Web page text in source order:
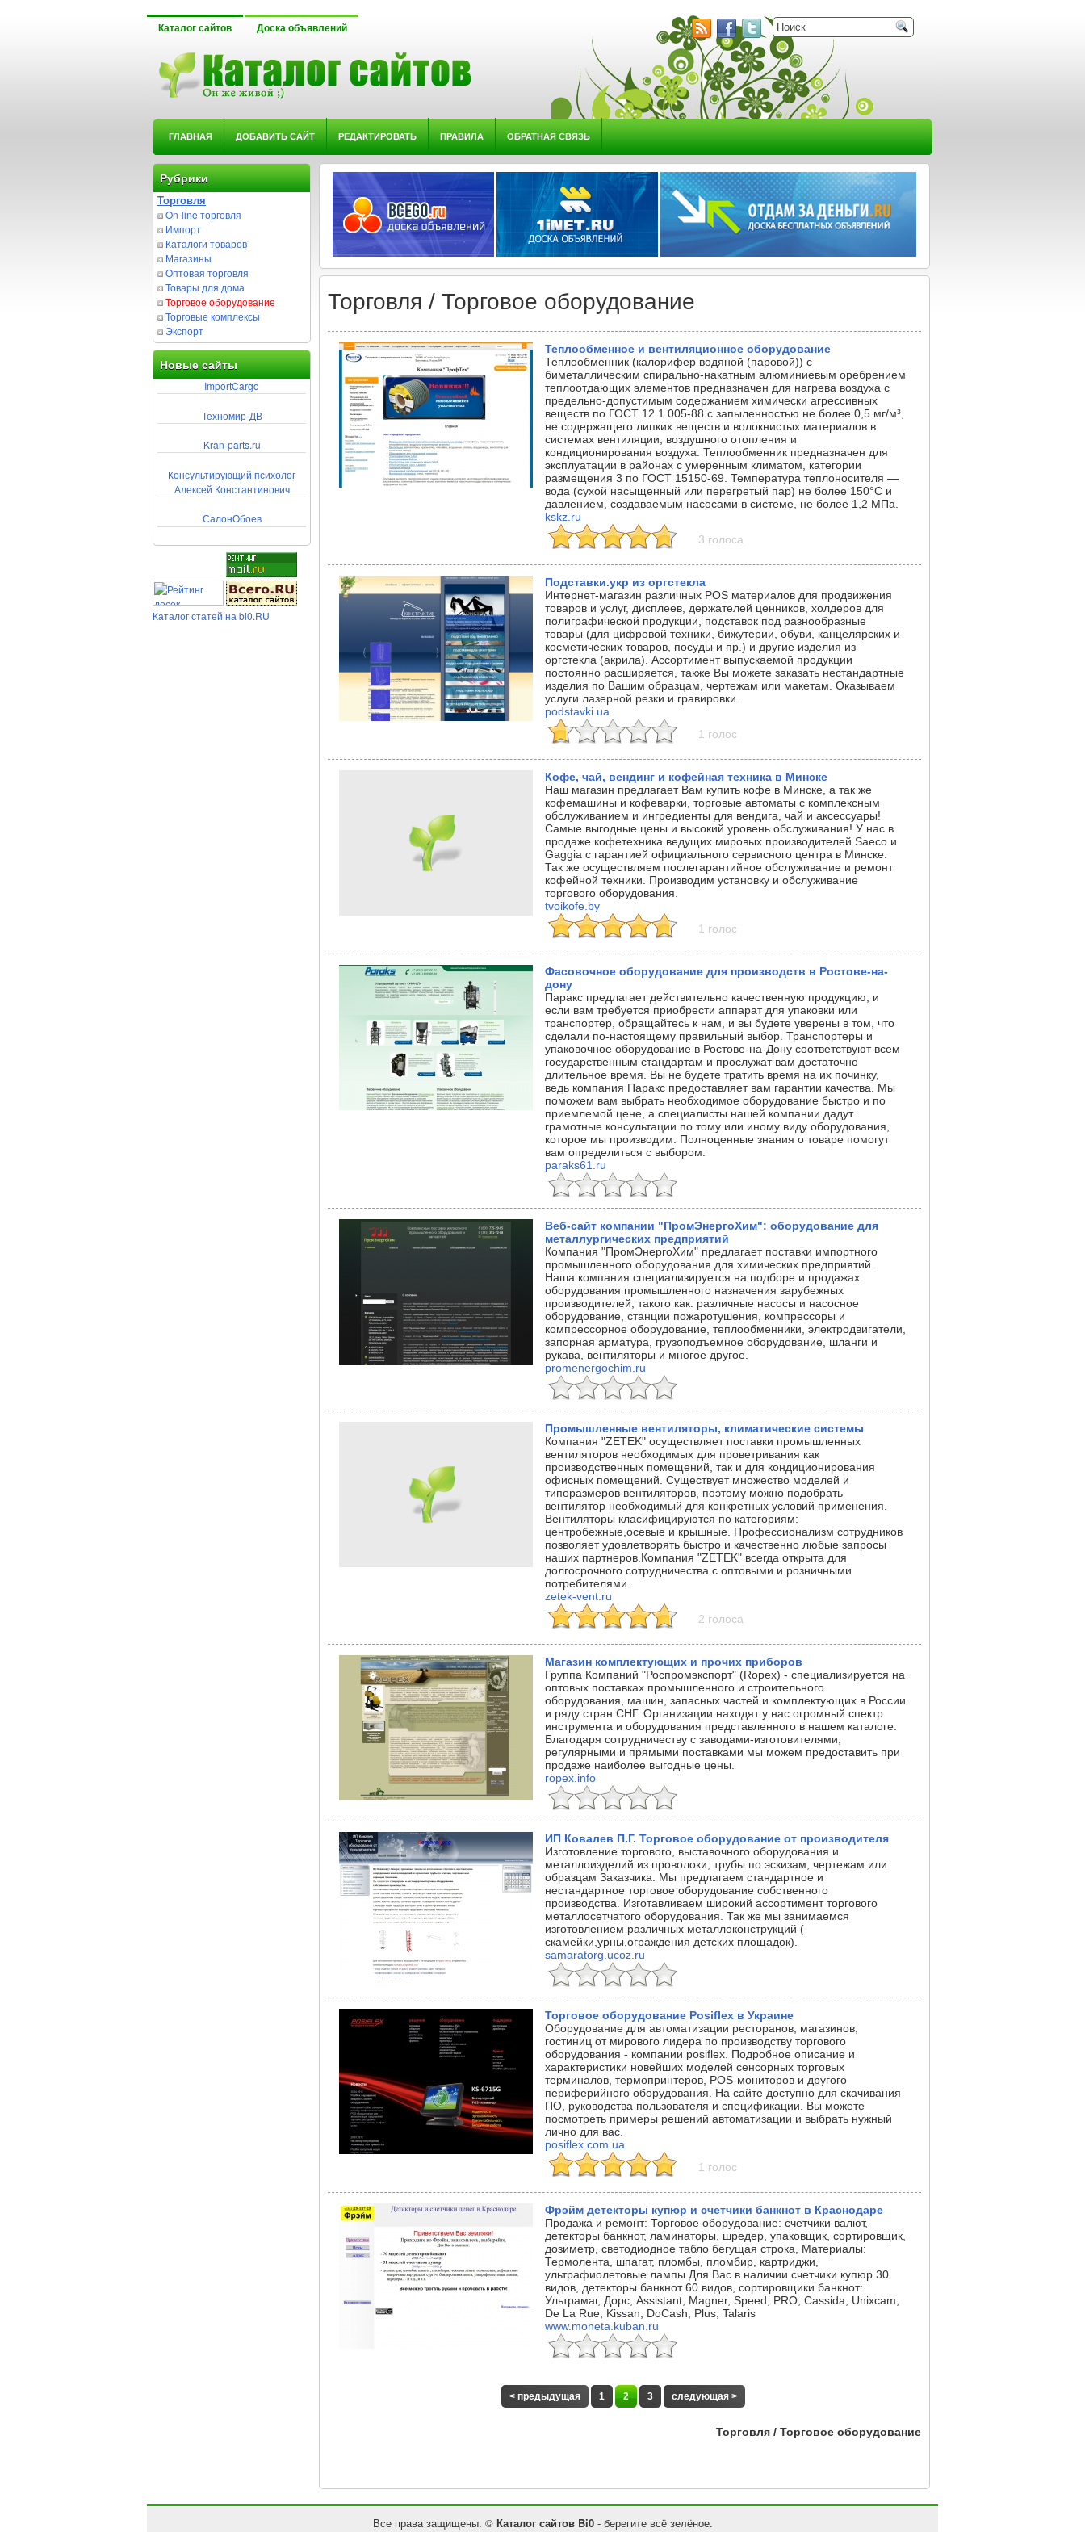
Каталог сайтов Доска объявлений
ГЛАВНАЯ ДОБАВИТЬ САЙТ РЕДАКТИРОВАТЬ ПРАВИЛА ОБРАТНАЯ СВЯЗЬ
Рубрики
Торговля
On-line торговля
Импорт
Каталоги товаров
Магазины
Оптовая торговля
Товары для дома
Торговое оборудование
Торговые комплексы
Экспорт
Новые сайты
ImportCargo
Техномир-ДВ
Kran-parts.ru
Консультирующий психолог
Алексей Константинович
СалонОбоев
Каталог статей на bi0.RU
Торговля / Торговое оборудование
Теплообменное и вентиляционное оборудование
Теплообменник (калорифер водяной (паровой)) с
биметаллическим спирально-накатным алюминиевым оребрением
теплоотдающих элементов предназначен для нагрева воздуха с
предельно-допустимым содержанием химически агрессивных
веществ по ГОСТ 12.1.005-88 с запыленностью не более 0,5 мг/м³,
не содержащего липких веществ и волокнистых материалов в
системах вентиляции, воздушного отопления и
кондиционирования воздуха. Теплообменник предназначен для
эксплуатации в районах с умеренным климатом, категории
размещения 3 по ГОСТ 15150-69. Температура теплоносителя —
вода (сухой насыщенный или перегретый пар) не более 150°С и
давлением, создаваемым насосами в системе, не более 1,2 МПа.
kskz.ru
3 голоса
Подставки.укр из оргстекла
Интернет-магазин различных POS материалов для продвижения
товаров и услуг, дисплеев, держателей ценников, холдеров для
полиграфической продукции, подставок под разнообразные
товары (для цифровой техники, бижутерии, обуви, канцелярских и
косметических товаров, посуды и пр.) и другие изделия из
оргстекла (акрила). Ассортимент выпускаемой продукции
постоянно расширяется, также Вы можете заказать нестандартные
изделия по Вашим образцам, чертежам или макетам. Оказываем
услуги лазерной резки и гравировки.
podstavki.ua
1 голос
Кофе, чай, вендинг и кофейная техника в Минске
Наш магазин предлагает Вам купить кофе в Минске, а так же
кофемашины и кофеварки, торговые автоматы с комплексным
обслуживанием и ингредиенты для вендига, чай и аксессуары!
Самые выгодные цены и высокий уровень обслуживания! У нас в
продаже кофетехника ведущих мировых производителей Saeco и
Gaggia с гарантией официального сервисного центра в Минске.
Так же осуществляем послегарантийное обслуживание и ремонт
кофейной техники. Производим установку и обслуживание
торгового оборудования.
tvoikofe.by
1 голос
Фасовочное оборудование для производств в Ростове-на-
дону
Паракс предлагает действительно качественную продукцию, и
если вам требуется приобрести аппарат для упаковки или
транспортер, обращайтесь к нам, и вы будете уверены в том, что
сделали по-настоящему правильный выбор. Транспортеры и
упаковочное оборудование в Ростове-на-Дону соответствуют всем
государственным стандартам и прослужат вам достаточно
длительное время. Вы не будете тратить время на их починку,
ведь компания Паракс предоставляет вам гарантии качества. Мы
поможем вам выбрать необходимое оборудование быстро и по
приемлемой цене, а специалисты нашей компании дадут
грамотные консультации по тому или иному виду оборудования,
которое мы производим. Полноценные знания о товаре помогут
вам определиться с выбором.
paraks61.ru
Веб-сайт компании "ПромЭнергоХим": оборудование для
металлургических предприятий
Компания "ПромЭнергоХим" предлагает поставки импортного
промышленного оборудования для химических предприятий.
Наша компания специализируется на подборе и продажах
оборудования промышленного назначения зарубежных
производителей, такого как: различные насосы и насосное
оборудование, станции пожаротушения, компрессоры и
компрессорное оборудование, теплообменники, электродвигатели,
запорная арматура, грузоподъемное оборудование, шланги и
рукава, вентиляторы и многое другое.
promenergochim.ru
Промышленные вентиляторы, климатические системы
Компания "ZETEK" осуществляет поставки промышленных
вентиляторов необходимых для проветривания как
производственных помещений, так и для кондиционирования
офисных помещений. Существует множество моделей и
типоразмеров вентиляторов, поэтому можно подобрать
вентилятор необходимый для конкретных условий применения.
Вентиляторы класифицируются по категориям:
центробежные,осевые и крышные. Профессионализм сотрудников
позволяет удовлетворять быстро и качественно любые запросы
наших партнеров.Компания "ZETEK" всегда открыта для
долгосрочного сотрудничества с оптовыми и розничными
потребителями.
zetek-vent.ru
2 голоса
Магазин комплектующих и прочих приборов
Группа Компаний "Роспромэкспорт" (Ropex) - специализируется на
оптовых поставках промышленного и строительного
оборудования, машин, запасных частей и комплектующих в России
и ряду стран СНГ. Организации находят у нас огромный спектр
инструмента и оборудования представленного в нашем каталоге.
Благодаря сотрудничеству с заводами-изготовителями,
регулярными и прямыми поставками мы можем предоставить при
продаже наиболее выгодные цены.
ropex.info
ИП Ковалев П.Г. Торговое оборудование от производителя
Изготовление торгового, выставочного оборудования и
металлоизделий из проволоки, трубы по эскизам, чертежам или
образцам Заказчика. Мы предлагаем стандартное и
нестандартное торговое оборудование собственного
производства. Изготавливаем широкий ассортимент торгового
металлосетчатого оборудования. Так же мы занимаемся
изготовлением различных металлоконструкций (
скамейки,урны,ограждения детских площадок).
samaratorg.ucoz.ru
Торговое оборудование Posiflex в Украине
Оборудование для автоматизации ресторанов, магазинов,
гостиниц от мирового лидера по производству торгового
оборудования - компании posiflex. Подробное описание и
характеристики новейших моделей сенсорных торговых
терминалов, термопринтеров, POS-мониторов и другого
периферийного оборудования. На сайте доступно для скачивания
ПО, руководства пользователя и спецификации. Вы можете
посмотреть примеры решений автоматизации и выбрать нужный
лично для вас.
posiflex.com.ua
1 голос
Фрэйм детекторы купюр и счетчики банкнот в Краснодаре
Продажа и ремонт: Торговое оборудование: счетчики валют,
детекторы банкнот, ламинаторы, шредер, упаковщик, сортировщик,
дозиметр, светодиодное табло бегущая строка, Материалы:
Термолента, шпагат, пломбы, пломбир, картриджи,
ультрафиолетовые лампы Для Вас в наличии счетчики купюр 30
видов, детекторы банкнот 60 видов, сортировщики банкнот:
Ультрамаг, Дорс, Assistant, Magner, Speed, PRO, Cassida, Unixcam,
De La Rue, Kissan, DoCash, Plus, Talaris
www.moneta.kuban.ru
< предыдущая 1 2 3 следующая >
Торговля / Торговое оборудование
Все права защищены. © Каталог сайтов Bi0- берегите всё зелёное.